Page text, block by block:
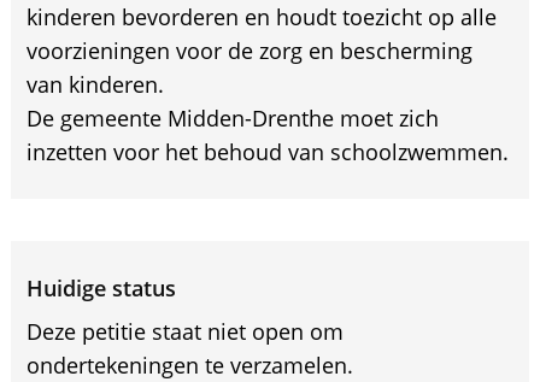
kinderen bevorderen en houdt toezicht op alle
voorzieningen voor de zorg en bescherming
van kinderen.
De gemeente Midden-Drenthe moet zich
inzetten voor het behoud van schoolzwemmen.
Huidige status
Deze petitie staat niet open om
ondertekeningen te verzamelen.